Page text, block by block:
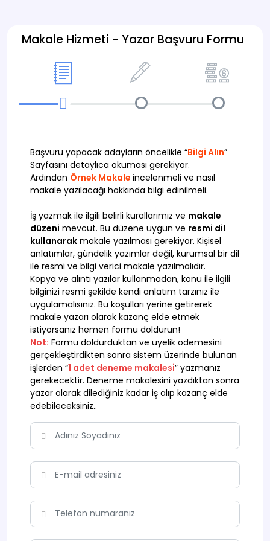
Makale Hizmeti - Yazar Başvuru Formu
Başvuru yapacak adayların öncelikle “Bilgi Alın”
Sayfasını detaylıca okuması gerekiyor.
Ardından Örnek Makaleincelenmeli ve nasıl
makale yazılacağı hakkında bilgi edinilmeli.
İş yazmak ile ilgili belirli kurallarımız ve makale
düzeni mevcut. Bu düzene uygun ve resmi dil
kullanarak makale yazılması gerekiyor. Kişisel
anlatımlar, gündelik yazımlar değil, kurumsal bir dil
ile resmi ve bilgi verici makale yazılmalıdır.
Kopya ve alıntı yazılar kullanmadan, konu ile ilgili
bilginizi resmi şekilde kendi anlatım tarzınız ile
uygulamalısınız. Bu koşulları yerine getirerek
makale yazarı olarak kazanç elde etmek
istiyorsanız hemen formu doldurun!
Not: Formu doldurduktan ve üyelik ödemesini
gerçekleştirdikten sonra sistem üzerinde bulunan
işlerden “1 adet deneme makalesi” yazmanız
gerekecektir. Deneme makalesini yazdıktan sonra
yazar olarak dilediğiniz kadar iş alıp kazanç elde
edebileceksiniz..